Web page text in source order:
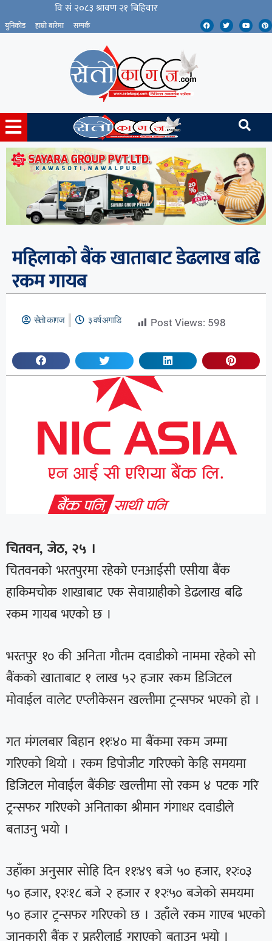
युनिकोड हाम्रो बारेमा सम्पर्क
महिलाको बैंक खाताबाट डेढलाख बढि
रकम गायब
सेतो कागज ३ वर्ष अगाडि Post Views: 598
चितवन, जेठ, २५ ।
चितवनको भरतपुरमा रहेको एनआईसी एसीया बैंक
हाकिमचोक शाखाबाट एक सेवाग्राहीको डेढलाख बढि
रकम गायब भएको छ ।
भरतपुर १० की अनिता गौतम दवाडीको नाममा रहेको सो
बैंकको खाताबाट १ लाख ५२ हजार रकम डिजिटल
मोवाईल वालेट एप्लीकेसन खल्तीमा ट्रन्सफर भएको हो ।
गत मंगलबार बिहान ११ः४० मा बैंकमा रकम जम्मा
गरिएको थियो । रकम डिपोजीट गरिएको केहि समयमा
डिजिटल मोवाईल बैंकीङ खल्तीमा सो रकम ४ पटक गरि
ट्रन्सफर गरिएको अनिताका श्रीमान गंगाधर दवाडीले
बताउनु भयो ।
उहाँका अनुसार सोहि दिन ११ः४९ बजे ५० हजार, १२ः०३
५० हजार, १२ः१८ बजे २ हजार र १२ः५० बजेको समयमा
५० हजार ट्रन्सफर गरिएको छ । उहाँले रकम गाएब भएको